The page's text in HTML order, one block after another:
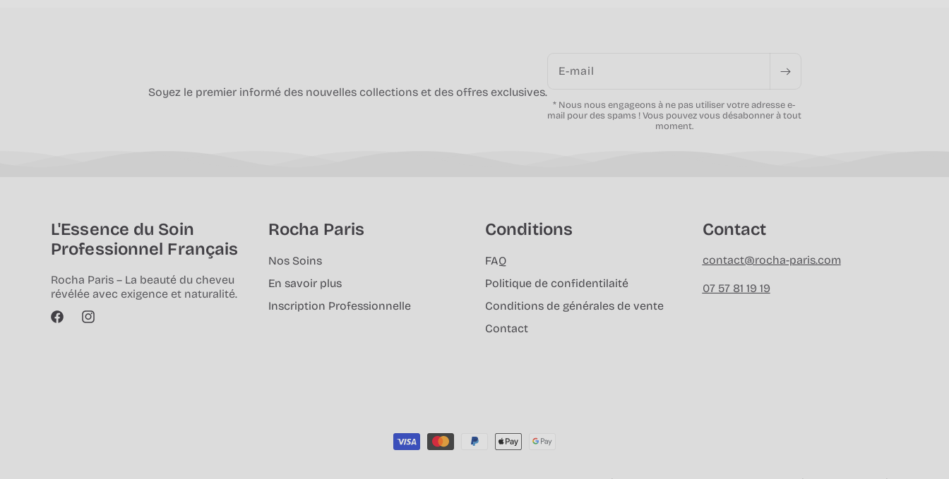
Soyez le premier informé des nouvelles collections et des offres exclusives.
E-mail
* Nous nous engageons à ne pas utiliser votre adresse e-
mail pour des spams ! Vous pouvez vous désabonner à tout
moment.
L'Essence du Soin
Professionnel Français
Rocha Paris – La beauté du cheveu
révélée avec exigence et naturalité.
FacebookInstagram
Rocha Paris
Nos Soins
En savoir plus
Inscription Professionnelle
Conditions
FAQ
Politique de confidentilaité
Conditions de générales de vente
Contact
Contact
contact@rocha-paris.com
07 57 81 19 19
de
paiement